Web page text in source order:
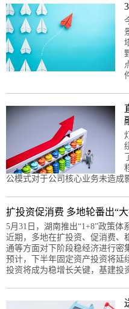
公模式对于公司核心业务未造成
扩投资促消费 多地轮番出“
5月31日，湖南推出“1+8”政策
近期，多地在扩投资、促消费、
通等方面对下阶段稳经济进行密
预计，下半年固定资产投资将延
投资将成为稳增长关键，基建投